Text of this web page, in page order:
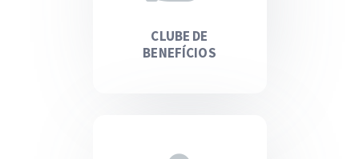
CLUBE DE
BENEFÍCIOS